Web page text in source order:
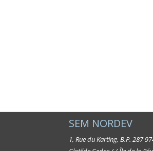
SEM NORDEV
1, Rue du Karting, B.P. 287